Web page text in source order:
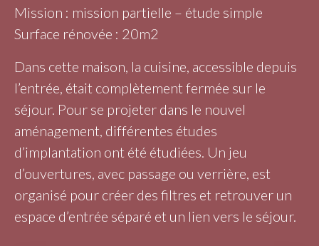
Mission : mission partielle – étude simple
Surface rénovée : 20m2
Dans cette maison, la cuisine, accessible depuis
l’entrée, était complètement fermée sur le
séjour. Pour se projeter dans le nouvel
aménagement, différentes études
d’implantation ont été étudiées. Un jeu
d’ouvertures, avec passage ou verrière, est
organisé pour créer des filtres et retrouver un
espace d’entrée séparé et un lien vers le séjour.